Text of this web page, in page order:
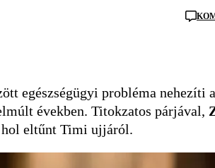
egészségügyi probléma nehezíti
években. Titokzatos párjával,
hol eltűnt Timi ujjáról.